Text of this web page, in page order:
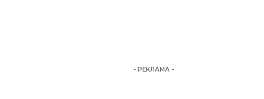
- РЕКЛАМА -